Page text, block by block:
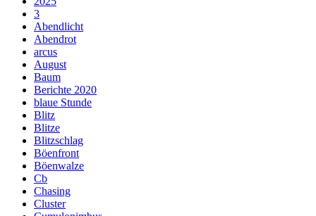
3
Abendlicht
Abendrot
arcus
August
Baum
Berichte 2020
blaue Stunde
Blitz
Blitze
Blitzschlag
Böenfront
Böenwalze
Cb
Chasing
Cluster